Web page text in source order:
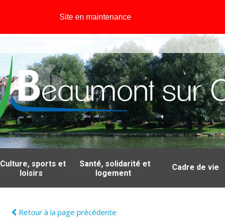
Culture, sports et
loisirs
Santé, solidarité et
logement
Cadre de vie
Retour à la page précédente
Site en maintenance